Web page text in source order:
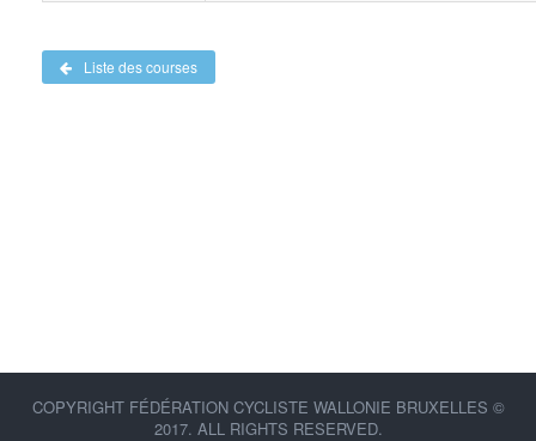
Liste des courses
COPYRIGHT FÉDÉRATION CYCLISTE WALLONIE BRUXELLES ©
2017. ALL RIGHTS RESERVED.